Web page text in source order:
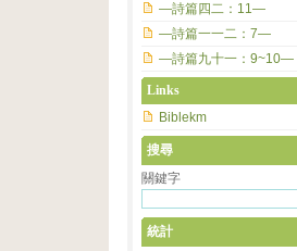
—詩篇四二：11—
—詩篇一一二：7—
—詩篇九十一：9~10—
Links
Biblekm
搜尋
關鍵字
統計